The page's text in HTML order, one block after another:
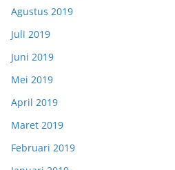
Agustus 2019
Juli 2019
Juni 2019
Mei 2019
April 2019
Maret 2019
Februari 2019